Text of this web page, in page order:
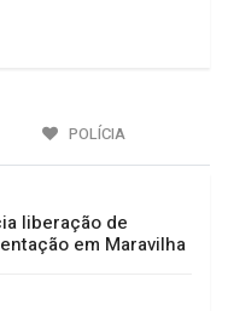
POLÍCIA
liberação de
em Maravilha